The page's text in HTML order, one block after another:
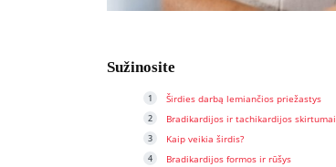
Sužinosite
Širdies darbą lemiančios priežastys
Bradikardijos ir tachikardijos skirtumai
Kaip veikia širdis?
Bradikardijos formos ir rūšys